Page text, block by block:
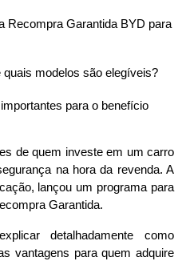
Recompra Garantida BYD para
modelos são elegíveis?
para o benefício
de quem investe em um carro
na hora da revenda. A
lançou um programa para
Garantida.
detalhadamente como
vantagens para quem adquire